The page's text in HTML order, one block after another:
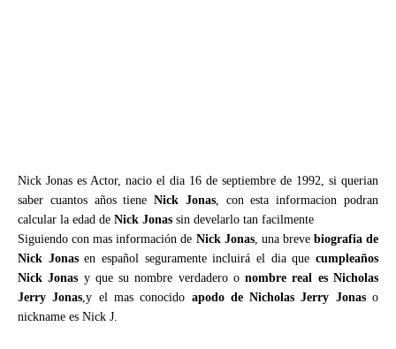
Nick Jonas es Actor, nacio el dia 16 de septiembre de 1992, si querian
saber cuantos años tieneNick Jonas, con esta informacion podran
calcular la edad de Nick Jonas sin develarlo tan facilmente
Siguiendo con mas información de Nick Jonas, una breve biografia de
Nick Jonasen español seguramente incluirá el dia quecumpleaños
Nick Jonas y que su nombre verdadero onombre real es Nicholas
Jerry Jonas,y el mas conocido apodo de Nicholas Jerry Jonaso
nickname es Nick J.